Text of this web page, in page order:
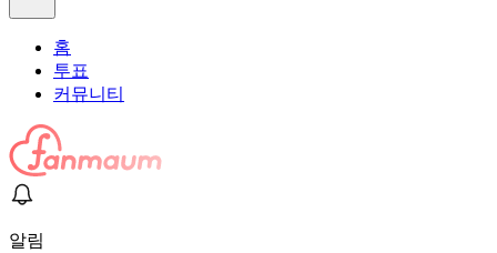
홈
투표
커뮤니티
알림